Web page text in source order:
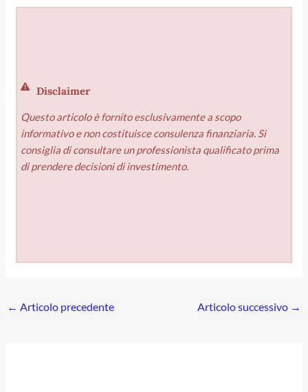
Disclaimer
Questo articolo è fornito esclusivamente a scopo
informativo e non costituisce consulenza finanziaria. Si
consiglia di consultare un professionista qualificato prima
di prendere decisioni di investimento.
← Articolo precedente Articolo successivo →